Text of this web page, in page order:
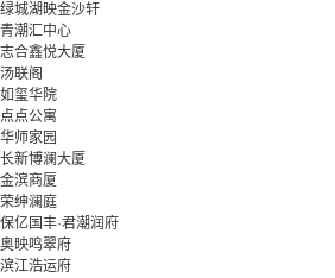
绿城湖映金沙轩
青潮汇中心
志合鑫悦大厦
汤联阁
如玺华院
点点公寓
华师家园
长新博澜大厦
金滨商厦
荣绅澜庭
保亿国丰·君潮润府
奥映鸣翠府
滨江浩运府